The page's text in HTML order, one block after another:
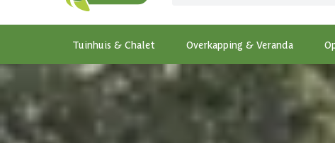
Tuinhuis & Chalet Overkapping & Veranda
Carport & Garage Graed Carport Single